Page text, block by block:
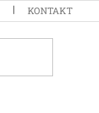
KONTAKT